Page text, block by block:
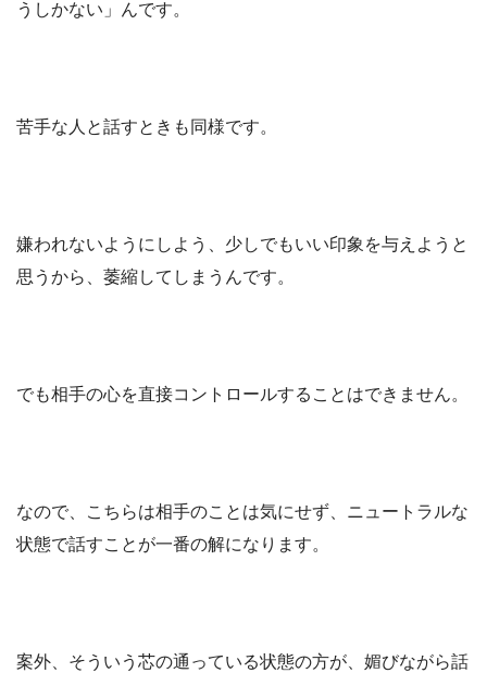
うしかない」んです。
苦手な人と話すときも同様です。
嫌われないようにしよう、少しでもいい印象を与えようと
思うから、萎縮してしまうんです。
でも相手の心を直接コントロールすることはできません。
なので、こちらは相手のことは気にせず、ニュートラルな
状態で話すことが一番の解になります。
案外、そういう芯の通っている状態の方が、媚びながら話